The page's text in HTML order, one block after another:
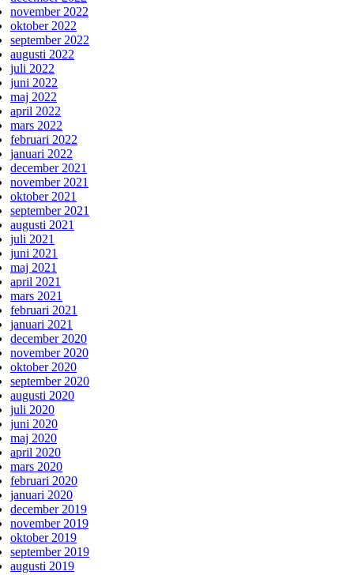
november 2022
oktober 2022
september 2022
augusti 2022
juli 2022
juni 2022
maj 2022
april 2022
mars 2022
februari 2022
januari 2022
december 2021
november 2021
oktober 2021
september 2021
augusti 2021
juli 2021
juni 2021
maj 2021
april 2021
mars 2021
februari 2021
januari 2021
december 2020
november 2020
oktober 2020
september 2020
augusti 2020
juli 2020
juni 2020
maj 2020
april 2020
mars 2020
februari 2020
januari 2020
december 2019
november 2019
oktober 2019
september 2019
augusti 2019